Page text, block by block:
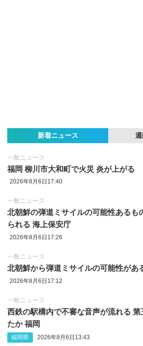
新着ニュース
一般ニュース
福岡 柳川市大和町で火災 炎が上がる
2026年8月6日17:40
一般ニュース
北朝鮮の弾道ミサイルの可能性あるも
られる 海上保安庁
2026年8月6日17:26
一般ニュース
北朝鮮から弾道ミサイルの可能性があ
2026年8月6日17:12
一般ニュース
西鉄の駅構内で不審な音声が流れる 第
たか 福岡
福岡県 2026年8月6日13:43